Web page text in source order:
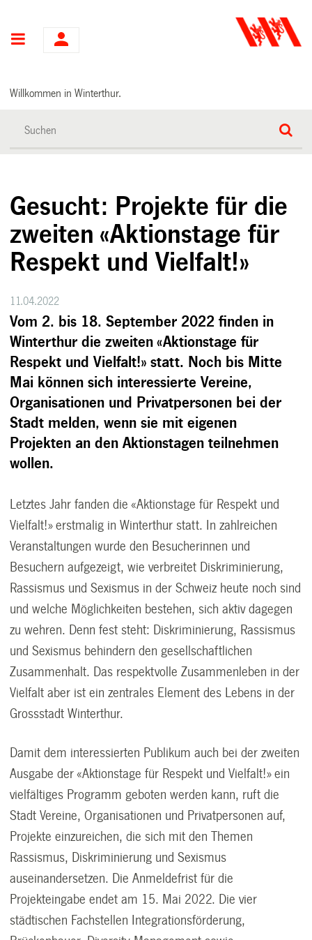
Hauptnavigation
Willkommen in Winterthur.
Gesucht: Projekte für die
zweiten «Aktionstage für
Respekt und Vielfalt!»
11.04.2022
Vom 2. bis 18. September 2022 finden in
Winterthur die zweiten «Aktionstage für
Respekt und Vielfalt!» statt. Noch bis Mitte
Mai können sich interessierte Vereine,
Organisationen und Privatpersonen bei der
Stadt melden, wenn sie mit eigenen
Projekten an den Aktionstagen teilnehmen
wollen.
Letztes Jahr fanden die «Aktionstage für Respekt und
Vielfalt!» erstmalig in Winterthur statt. In zahlreichen
Veranstaltungen wurde den Besucherinnen und
Besuchern aufgezeigt, wie verbreitet Diskriminierung,
Rassismus und Sexismus in der Schweiz heute noch sind
und welche Möglichkeiten bestehen, sich aktiv dagegen
zu wehren. Denn fest steht: Diskriminierung, Rassismus
und Sexismus behindern den gesellschaftlichen
Zusammenhalt. Das respektvolle Zusammenleben in der
Vielfalt aber ist ein zentrales Element des Lebens in der
Grossstadt Winterthur.
Damit dem interessierten Publikum auch bei der zweiten
Ausgabe der «Aktionstage für Respekt und Vielfalt!» ein
vielfältiges Programm geboten werden kann, ruft die
Stadt Vereine, Organisationen und Privatpersonen auf,
Projekte einzureichen, die sich mit den Themen
Rassismus, Diskriminierung und Sexismus
auseinandersetzen. Die Anmeldefrist für die
Projekteingabe endet am 15. Mai 2022. Die vier
städtischen Fachstellen Integrationsförderung,